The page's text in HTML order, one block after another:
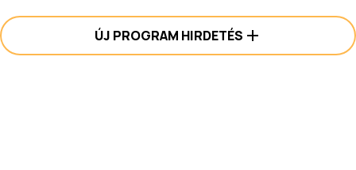
ÚJ PROGRAM HIRDETÉS